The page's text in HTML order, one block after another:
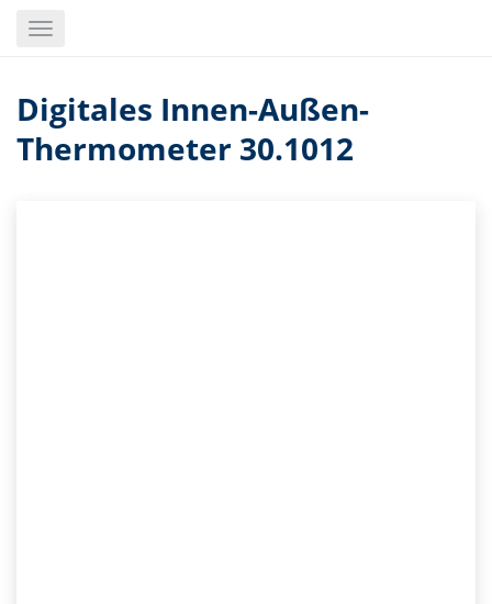
Toggle
Digitales Innen-Außen-
Thermometer 30.1012